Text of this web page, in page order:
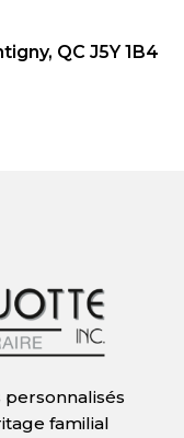
QC J5Y 1B4
personnalisés
familial